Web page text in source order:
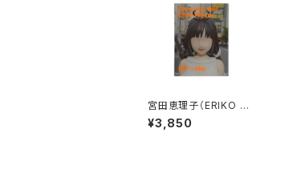
宮田恵理子（ERIKO MI
YATA）Chronicle Voi
d
¥3,850